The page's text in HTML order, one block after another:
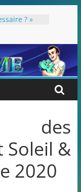
? »
JV Harry
est une
des
Soleil &
2020